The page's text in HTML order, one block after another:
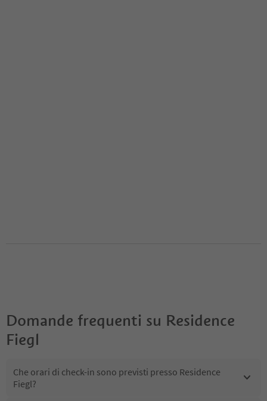
Domande frequenti su Residence
Fiegl
Che orari di check-in sono previsti presso Residence
Fiegl?